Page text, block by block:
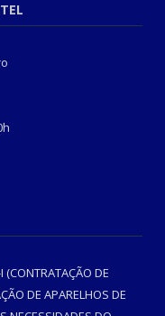
DE
DE APARELHOS DE